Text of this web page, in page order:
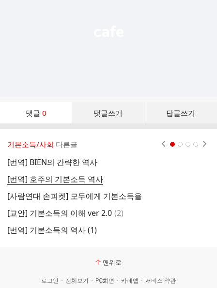
댓글 0 댓글쓰기 답글쓰기
댓
기본소득/사회 다른글
[번역] BIEN의 간략한 역사
[번역] 호주의 기본소득 역사
[사람연대 손피켓] 모두에게 기본소득을
[교안] 기본소득의 이해 ver 2.0 댓
(2)
[번역] 기본소득의 역사 (1)
맨위로
로그인 전체보기 PC화면 카페앱 서비스 약관